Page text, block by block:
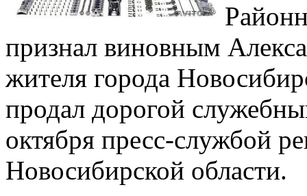
признал виновным
жителя города
продал дорогой
октября пресс-службой
Новосибирской области.